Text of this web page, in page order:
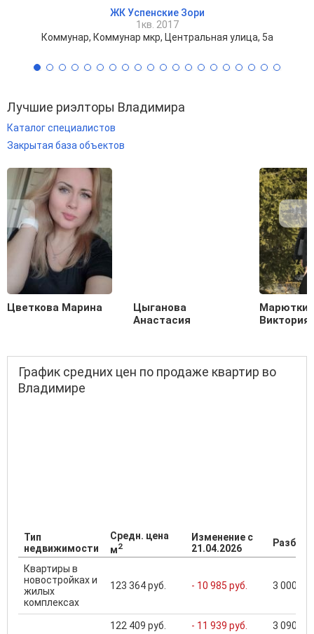
ЖК Успенские Зори
1кв. 2017
Коммунар, Коммунар мкр, Центральная улица, 5а
Лучшие риэлторы Владимира
Каталог специалистов
Закрытая база объектов
Цветкова Марина
Цыганова
Анастасия
Виктория
График средних цен по продаже квартир во
Владимире
Тип
недвижимости
Средн. цена
м2
Изменение с
21.04.2026
Квартиры в
новостройках и
жилых
комплексах
123 364 руб. - 10 985 руб. 3 000
122 409 руб. - 11 939 руб. 3 090